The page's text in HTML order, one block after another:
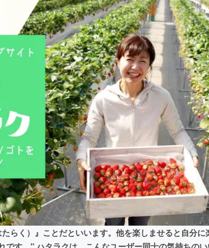
音楽
ット ゲーム・サービス開発
書籍・雑誌出版
チャレンジ
化
CAMPFIRE for Social Good
CAMPFIREふるさと納税machi-ya
らく）』ことだといいます。他を楽しませると自分に